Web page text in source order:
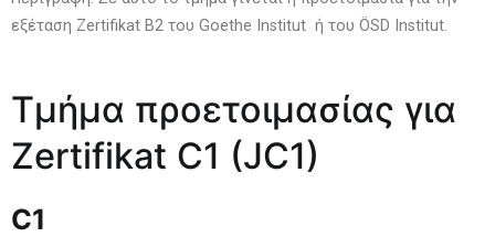
εξέταση Zertifikat B2 του Goethe Institut ή του ÖSD Institut.
Τμήμα προετοιμασίας για
Zertifikat C1 (JC1)
C1